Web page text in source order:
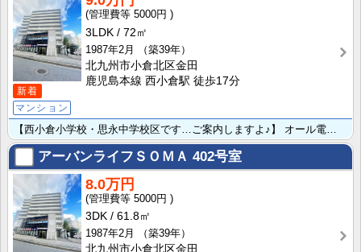
新着
マンション
5000円
3LDK
72㎡
1987年2月
（築39年）
北九州市小倉北区金田
鹿児島本線 西小倉駅 徒歩17分
アーバンライフＳＯＭＡ 402号室
8.0万円
5000円
3DK
61.8㎡
1987年2月
（築39年）
北九州市小倉北区金田